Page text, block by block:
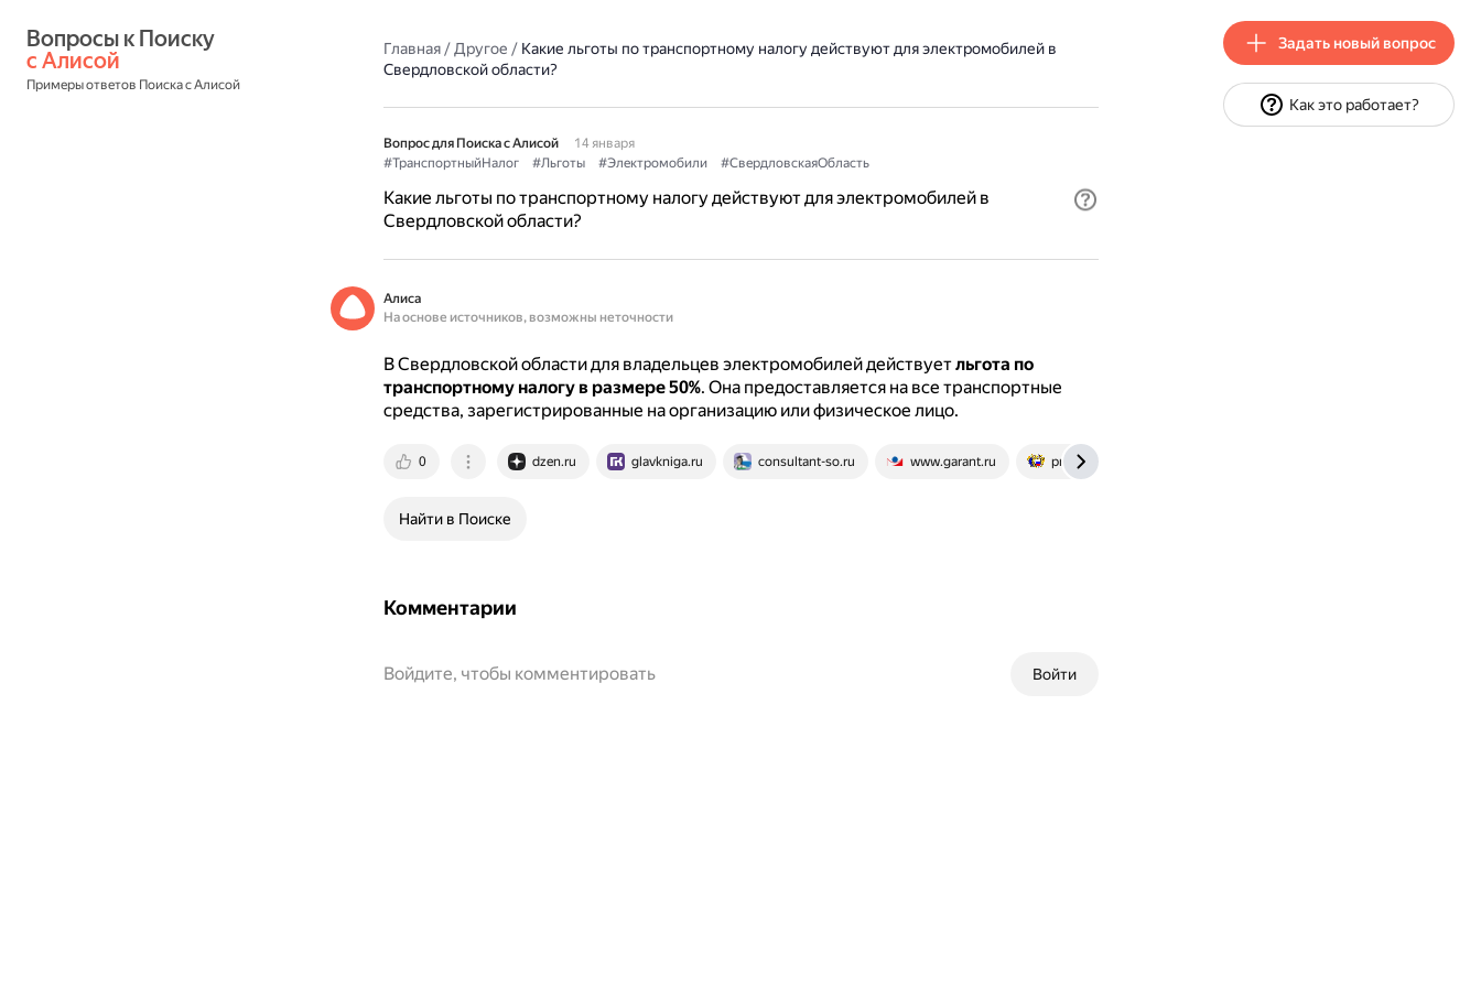
с Алисой
Примеры ответов Поиска с Алисой
Главная/Другое / Какие льготы по транспортному налогу действуют для электромобилей в
Свердловской области?
Вопрос для Поиска с Алисой
14 января
#ТранспортныйНалог
#Льготы #Электромобили #СвердловскаяОбласть
Какие льготы по транспортному налогу действуют для электромобилей в
Свердловской области?
Алиса
На основе источников, возможны неточности
В Свердловской области для владельцев электромобилей действуетльгота по
транспортному налогу в размере 50%. Она предоставляется на все транспортные
средства, зарегистрированные на организацию или физическое лицо.
0 dzen.ru glavkniga.ru consultant-so.ru www.garant.ru pravo.gov.ru
Найти в Поиске
Комментарии
Войти
Войдите, чтобы комментировать
Задать новый вопрос
Как это работает?